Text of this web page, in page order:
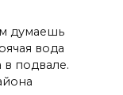
думаешь
вода
в подвале.